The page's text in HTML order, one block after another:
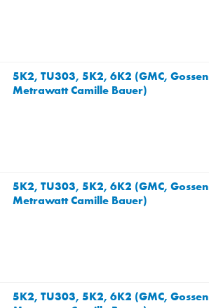
5K2, TU303, 5K2, 6K2 (GMC, Gossen
Metrawatt Camille Bauer)
5K2, TU303, 5K2, 6K2 (GMC, Gossen
Metrawatt Camille Bauer)
5K2, TU303, 5K2, 6K2 (GMC, Gossen